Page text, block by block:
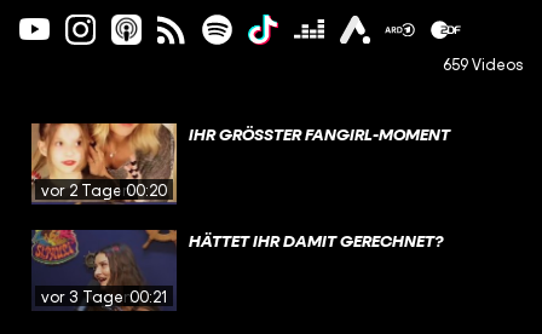
659 Videos
vor 2 Tagen00:20
IHR GRÖSSTER FANGIRL-MOMENT
vor 3 Tagen00:21
HÄTTET IHR DAMIT GERECHNET?